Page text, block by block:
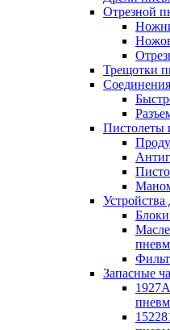
Отрезной
Трещотки
Пистолеты
Устройства
Блоки
Запасные